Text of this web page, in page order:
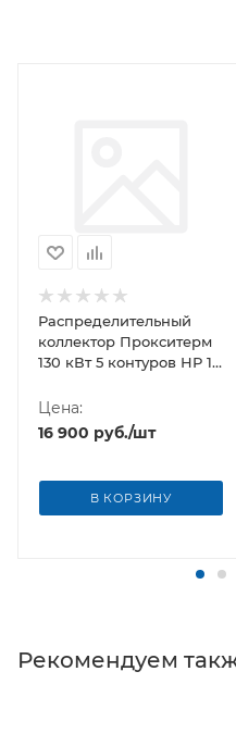
Распределительный
коллектор Прокситерм
130 кВт 5 контуров НР 1
Цена:
16 900 руб./шт
В КОРЗИНУ
Рекомендуем